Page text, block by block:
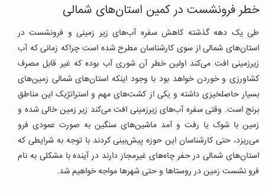
خطر فرونشست در کمین استان‌های شمالی
طی یک دهه گذشته کاهش سفره آب‌های زیر زمینی و فرونشست در
استان‌های شمالی از سوی کارشناسان مطرح شده است چراکه زمانی که آب
زیرزمینی افت می‌کند اولین خطر آن شوری آب بوده که غیر قابل مصرف
کشاورزی و خوردن خواهد بود با وجود اینکه استان‌های شمالی زمین‌های
بسیار حاصلخیزی داشته و یکی از کشت‌های مهم و استراتژیک این مناطق
برنج است. وقتی سفره آب‌های زیرزمینی افت می‌کند زیر زمین خالی شده و
زمین با شوک یا رفت و آمد ماشین‌های سنگین به صورت عمودی فرو
می‌ریزد، حتی کارشناسان این حوزه پیش‌بینی کردند با توجه به شرایطی که
استان‌های شمالی در حفر چاه‌های غیرمجاز دارند در آینده با مشکلی به نام
فرو نشست زمین در روستاها و حتی شهرها مواجه خواهیم شد.